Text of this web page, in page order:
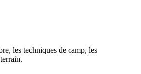
les techniques de camp, les